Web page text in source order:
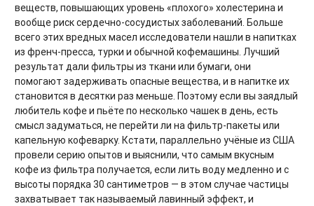
веществ, повышающих уровень «плохого» холестерина и
вообще риск сердечно-сосудистых заболеваний. Больше
всего этих вредных масел исследователи нашли в напитках
из френч-пресса, турки и обычной кофемашины. Лучший
результат дали фильтры из ткани или бумаги, они
помогают задерживать опасные вещества, и в напитке их
становится в десятки раз меньше. Поэтому если вы заядлый
любитель кофе и пьёте по несколько чашек в день, есть
смысл задуматься, не перейти ли на фильтр-пакеты или
капельную кофеварку. Кстати, параллельно учёные из США
провели серию опытов и выяснили, что самым вкусным
кофе из фильтра получается, если лить воду медленно и с
высоты порядка 30 сантиметров — в этом случае частицы
захватывает так называемый лавинный эффект, и